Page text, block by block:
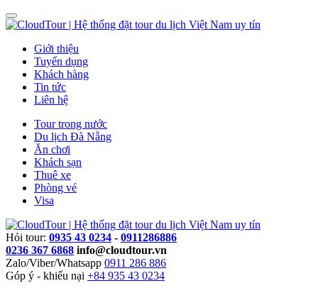
Giới thiệu
Tuyển dụng
Khách hàng
Tin tức
Liên hệ
Tour trong nước
Du lịch Đà Nẵng
Ăn chơi
Khách sạn
Thuê xe
Phòng vé
Visa
Hỏi tour: 0935 43 0234 - 0911286886
0236 367 6868 info@cloudtour.vn
Zalo/Viber/Whatsapp 0911 286 886
Góp ý - khiếu nại +84 935 43 0234